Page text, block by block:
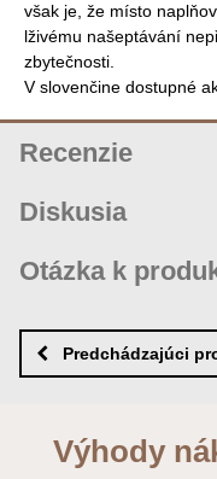
však je, že místo
lživému našeptávání
zbytečnosti.
V slovenčine dostupné
Recenzie
Diskusia
Zatiaľ nie sú žiadne
Nový komentár
Otázka k
MENO
VÁŠ E-MAIL
Predchádzajúci
Výhody